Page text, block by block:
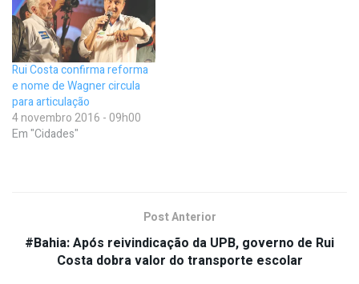
Rui Costa confirma reforma
e nome de Wagner circula
para articulação
4 novembro 2016 - 09h00
Em "Cidades"
Post Anterior
#Bahia: Após reivindicação da UPB, governo de Rui
Costa dobra valor do transporte escolar